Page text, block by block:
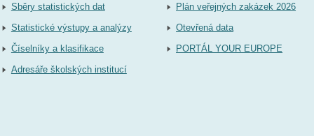
Sběry statistických dat
Statistické výstupy a analýzy
Číselníky a klasifikace
Adresáře školských institucí
Plán veřejných zakázek 2026
Otevřená data
PORTÁL YOUR EUROPE